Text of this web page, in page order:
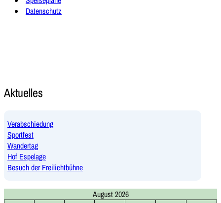
Datenschutz
Aktuelles
Verabschiedung
Sportfest
Wandertag
Hof Espelage
Besuch der Freilichtbühne
August 2026